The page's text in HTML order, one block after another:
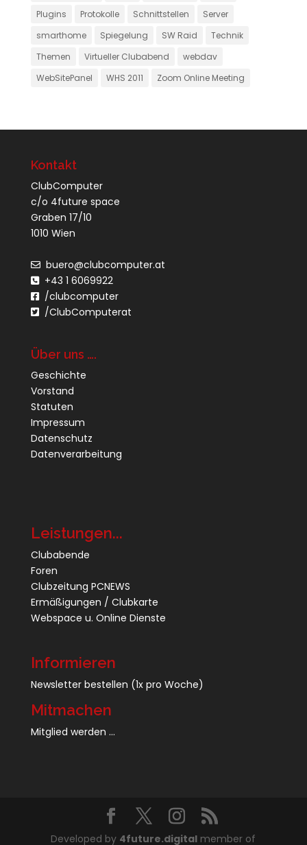
Plugins
Protokolle Schnittstellen
Server
smarthome
Spiegelung SW Raid
Technik
Themen
Virtueller Clubabend
webdav
WebSitePanel
WHS 2011 Zoom Online Meeting
Kontakt
ClubComputer
c/o 4future space
Graben 17/10
1010 Wien
buero@clubcomputer.at
+43 1 6069922
/clubcomputer
/ClubComputerat
Über uns ….
Geschichte
Vorstand
Statuten
Impressum
Datenschutz
Datenverarbeitung
Leistungen...
Clubabende
Foren
Clubzeitung PCNEWS
Ermäßigungen / Clubkarte
Webspace u. Online Dienste
Informieren
Newsletter bestellen (1x pro Woche)
Mitmachen
Mitglied werden ...
Developed by 4future.digital member of